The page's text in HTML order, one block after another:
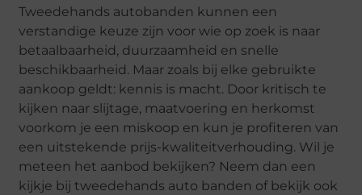
Tweedehands autobanden kunnen een
verstandige keuze zijn voor wie op zoek is naar
betaalbaarheid, duurzaamheid en snelle
beschikbaarheid. Maar zoals bij elke gebruikte
aankoop geldt: kennis is macht. Door kritisch te
kijken naar slijtage, maatvoering en herkomst
voorkom je een miskoop en kun je profiteren van
een uitstekende prijs-kwaliteitverhouding. Wil je
meteen het aanbod bekijken? Neem dan een
kijkje bij tweedehands auto banden of bekijk ook